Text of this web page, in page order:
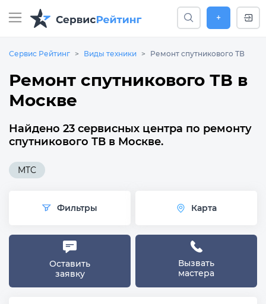
+
Сервис Рейтинг Виды техники Ремонт спутникового ТВ
Ремонт спутникового ТВ в
Москве
Найдено 23 сервисных центра по ремонту
спутникового ТВ в Москве.
MTC
Фильтры Карта
Оставить
заявку
Вызвать
мастера